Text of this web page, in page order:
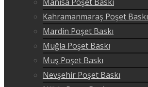
Kahramanmaraş Poşet Baskı
Mardin Poşet Baskı
Muğla Poşet Baskı
Muş Poşet Baskı
Nevşehir Poşet Baskı